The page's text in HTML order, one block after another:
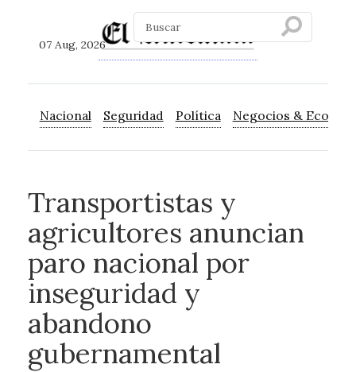
07 Aug, 2026
Nacional Seguridad Política Negocios &
Transportistas y
agricultores anuncian
paro nacional por
inseguridad y
abandono
gubernamental